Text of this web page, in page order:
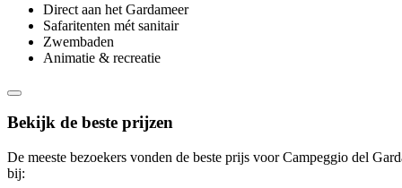
Direct aan het Gardameer
Safaritenten mét sanitair
Zwembaden
Animatie & recreatie
Bekijk de beste prijzen
De meeste bezoekers vonden de beste prijs voor Campeggio del
bij: